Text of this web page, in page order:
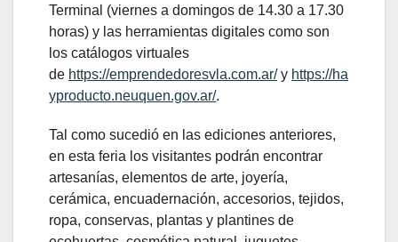
Terminal (viernes a domingos de 14.30 a 17.30
horas) y las herramientas digitales como son
los catálogos virtuales
de https://emprendedoresvla.com.ar/y https://ha
yproducto.neuquen.gov.ar/.
Tal como sucedió en las ediciones anteriores,
en esta feria los visitantes podrán encontrar
artesanías, elementos de arte, joyería,
cerámica, encuadernación, accesorios, tejidos,
ropa, conservas, plantas y plantines de